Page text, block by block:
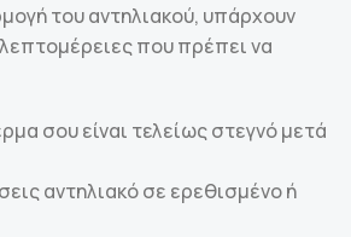
του αντηλιακού, υπάρχουν
που πρέπει να
σου είναι τελείως στεγνό μετά
αντηλιακό σε ερεθισμένο ή